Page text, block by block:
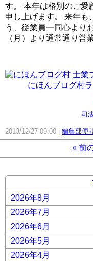
す。 本年は格別のご愛
申し上げます。 来年も
う、従業員一同心より
（月）より通常通り営
にほんブログ村
司
2013/12/27 09:00 編集部便り
« 前
2026年8月
2026年7月
2026年6月
2026年5月
2026年4月